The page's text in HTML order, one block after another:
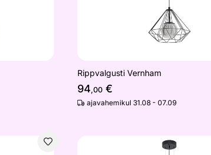
Rippvalgusti Vernham
94,00 €
ajavahemikul 31.08 - 07.09
Rippvalgusti Esteperra